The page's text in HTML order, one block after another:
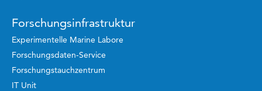
Forschungsinfrastruktur
Experimentelle Marine Labore
Forschungsdaten-Service
Forschungstauchzentrum
IT Unit